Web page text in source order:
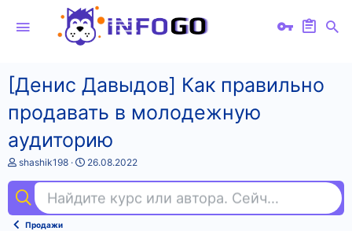
[Денис Давыдов] Как правильно
продавать в молодежную
аудиторию
А
т
о
т
shashik198
Д
а
н
26.08.2022
Найдите курс или автора. Сейчас ищут
Продажи